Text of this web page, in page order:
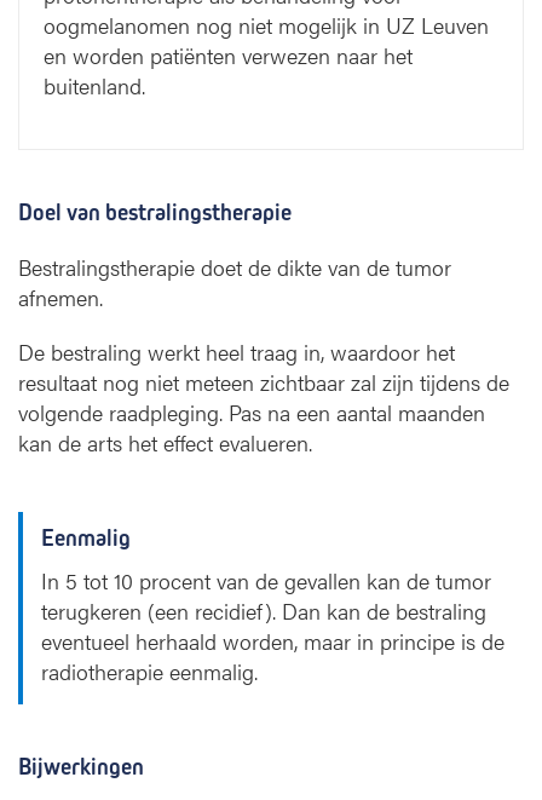
oogmelanomen nog niet mogelijk in UZ Leuven
en worden patiënten verwezen naar het
buitenland.
Doel van bestralingstherapie
Bestralingstherapie doet de dikte van de tumor
afnemen.
De bestraling werkt heel traag in, waardoor het
resultaat nog niet meteen zichtbaar zal zijn tijdens de
volgende raadpleging. Pas na een aantal maanden
kan de arts het effect evalueren.
Eenmalig
In 5 tot 10 procent van de gevallen kan de tumor
terugkeren (een recidief). Dan kan de bestraling
eventueel herhaald worden, maar in principe is de
radiotherapie eenmalig.
Bijwerkingen